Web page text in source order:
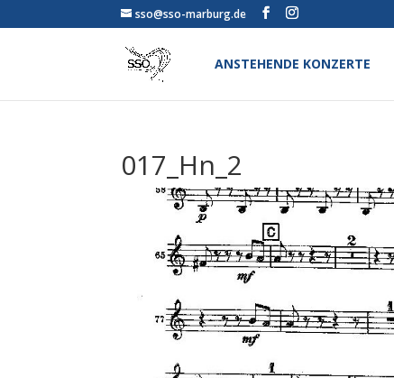
sso@sso-marburg.de
ANSTEHENDE KONZERTE
017_Hn_2